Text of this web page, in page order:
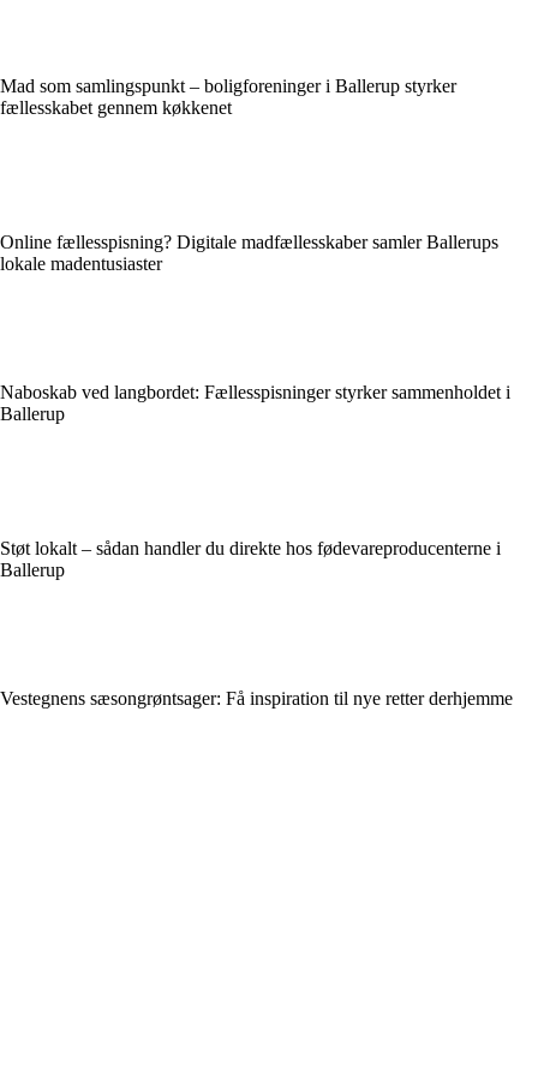
Mad som samlingspunkt – boligforeninger i Ballerup styrker
fællesskabet gennem køkkenet
Online fællesspisning? Digitale madfællesskaber samler Ballerups
lokale madentusiaster
Naboskab ved langbordet: Fællesspisninger styrker sammenholdet i
Ballerup
Støt lokalt – sådan handler du direkte hos fødevareproducenterne i
Ballerup
Vestegnens sæsongrøntsager: Få inspiration til nye retter derhjemme